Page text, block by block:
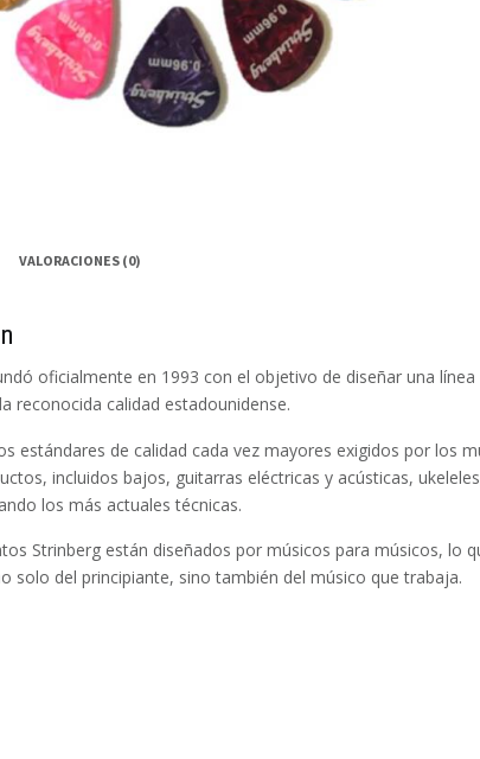
VALORACIONES (0)
oficialmente en 1993 con el objetivo de diseñar una
reconocida calidad estadounidense.
estándares de calidad cada vez mayores exigidos por los
incluidos bajos, guitarras eléctricas y acústicas,
los más actuales técnicas.
Strinberg están diseñados por músicos para músicos, lo
solo del principiante, sino también del músico que trabaja.